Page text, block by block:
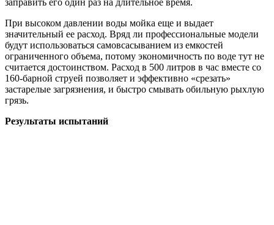
заправить его один раз на длительное время.
При высоком давлении воды мойка еще и выдает
значительный ее расход. Вряд ли профессиональные модели
будут использоваться самовсасыванием из емкостей
ограниченного объема, потому экономичность по воде тут не
считается достоинством. Расход в 500 литров в час вместе со
160-барной струей позволяет и эффективно «срезать»
застарелые загрязнения, и быстро смывать обильную рыхлую
грязь.
Результаты испытаний